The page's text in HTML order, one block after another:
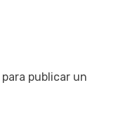
para publicar un